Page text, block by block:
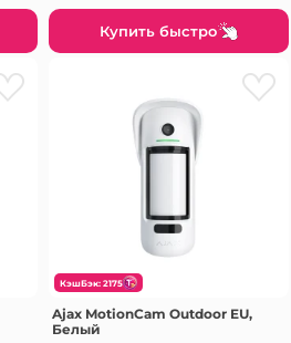
Купить быстро
КэшБэк: 2175
Ajax MotionCam Outdoor EU,
Белый